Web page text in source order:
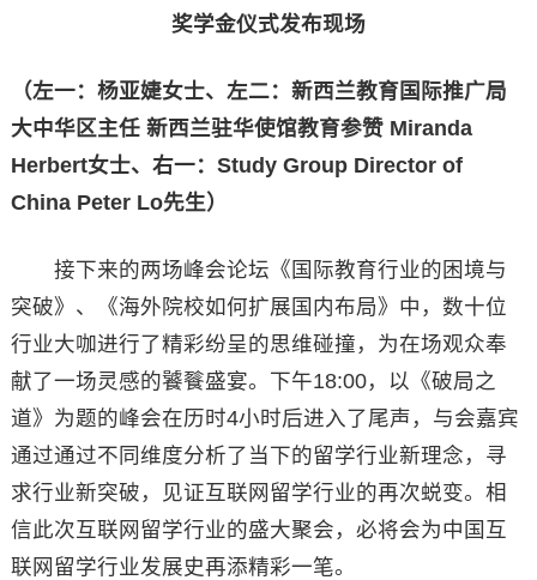
奖学金仪式发布现场
（左一：杨亚婕女士、左二：新西兰教育国际推广局
大中华区主任 新西兰驻华使馆教育参赞 Miranda
Herbert女士、右一：Study Group Director of
China Peter Lo先生）
接下来的两场峰会论坛《国际教育行业的困境与
突破》、《海外院校如何扩展国内布局》中，数十位
行业大咖进行了精彩纷呈的思维碰撞，为在场观众奉
献了一场灵感的饕餮盛宴。下午18:00，以《破局之
道》为题的峰会在历时4小时后进入了尾声，与会嘉宾
通过通过不同维度分析了当下的留学行业新理念，寻
求行业新突破，见证互联网留学行业的再次蜕变。相
信此次互联网留学行业的盛大聚会，必将会为中国互
联网留学行业发展史再添精彩一笔。